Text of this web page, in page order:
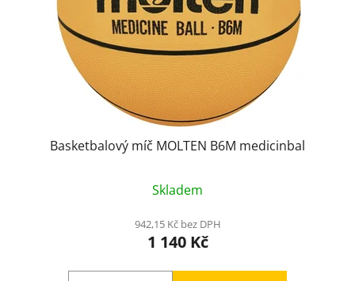
Basketbalový míč MOLTEN B6M medicinbal
Skladem
942,15 Kč bez DPH
1 140 Kč